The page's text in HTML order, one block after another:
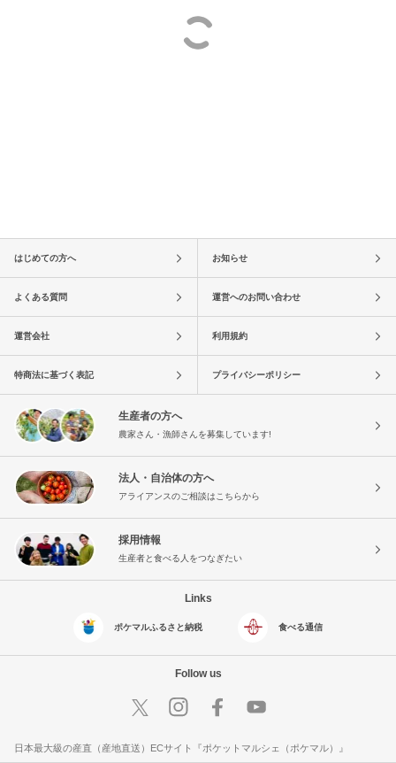
はじめての方へ お知らせ
よくある質問 運営へのお問い合わせ
運営会社 利用規約
特商法に基づく表記 プライバシーポリシー
生産者の方へ
農家さん・漁師さんを募集しています!
法人・自治体の方へ
アライアンスのご相談はこちらから
採用情報
生産者と食べる人をつなぎたい
Links
ポケマルふるさと納税 食べる通信
Follow us
日本最大級の産直（産地直送）ECサイト『ポケットマルシェ（ポケマル）』